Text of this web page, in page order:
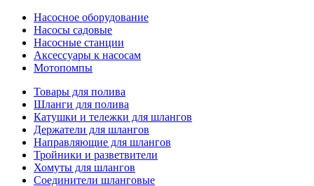
Насосное оборудование
Насосы садовые
Насосные станции
Аксессуары к насосам
Мотопомпы
Товары для полива
Шланги для полива
Катушки и тележки для шлангов
Держатели для шлангов
Направляющие для шлангов
Тройники и разветвители
Хомуты для шлангов
Соединители шланговые